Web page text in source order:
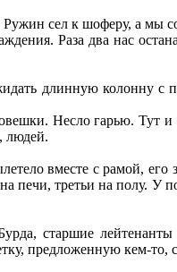
сел к шоферу, а мы
Раза два нас
длинную колонну с
Несло гарью. Тут и
людей.
вместе с рамой, его
печи, третьи на полу. У
старшие
предложенную кем-то,